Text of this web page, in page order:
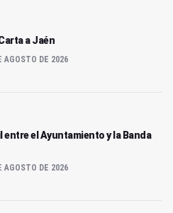
a Jaén
AGOSTO DE 2026
el Ayuntamiento y la Banda
AGOSTO DE 2026